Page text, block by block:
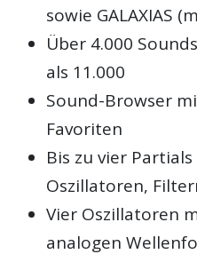
sowie GALAXIAS
Über 4.000
als 11.000
Sound-Browser
Favoriten
Bis zu vier
Oszillatoren,
Vier Oszillatoren
analogen